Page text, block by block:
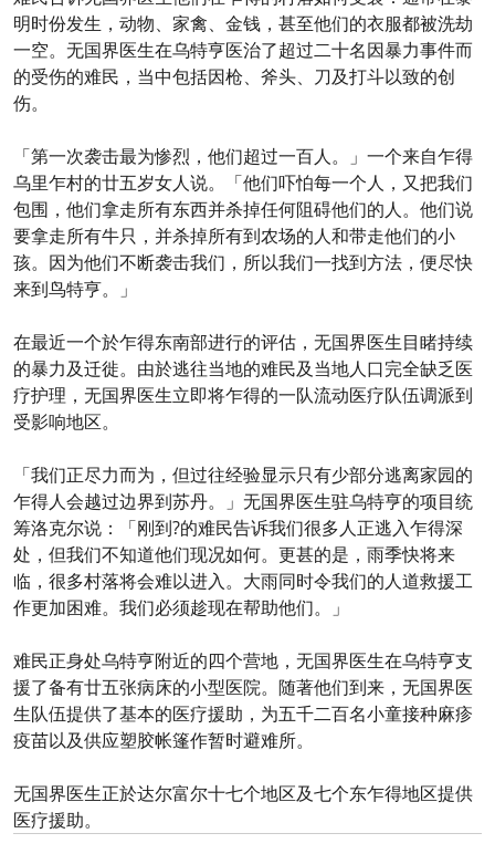
明时份发生，动物、家禽、金钱，甚至他们的衣服都被洗劫
一空。无国界医生在乌特亨医治了超过二十名因暴力事件而
的受伤的难民，当中包括因枪、斧头、刀及打斗以致的创
伤。
「第一次袭击最为惨烈，他们超过一百人。」一个来自乍得
乌里乍村的廿五岁女人说。「他们吓怕每一个人，又把我们
包围，他们拿走所有东西并杀掉任何阻碍他们的人。他们说
要拿走所有牛只，并杀掉所有到农场的人和带走他们的小
孩。因为他们不断袭击我们，所以我们一找到方法，便尽快
来到鸟特亨。」
在最近一个於乍得东南部进行的评估，无国界医生目睹持续
的暴力及迁徙。由於逃往当地的难民及当地人口完全缺乏医
疗护理，无国界医生立即将乍得的一队流动医疗队伍调派到
受影响地区。
「我们正尽力而为，但过往经验显示只有少部分逃离家园的
乍得人会越过边界到苏丹。」无国界医生驻乌特亨的项目统
筹洛克尔说：「刚到?的难民告诉我们很多人正逃入乍得深
处，但我们不知道他们现况如何。更甚的是，雨季快将来
临，很多村落将会难以进入。大雨同时令我们的人道救援工
作更加困难。我们必须趁现在帮助他们。」
难民正身处乌特亨附近的四个营地，无国界医生在乌特亨支
援了备有廿五张病床的小型医院。随著他们到来，无国界医
生队伍提供了基本的医疗援助，为五千二百名小童接种麻疹
疫苗以及供应塑胶帐篷作暂时避难所。
无国界医生正於达尔富尔十七个地区及七个东乍得地区提供
医疗援助。